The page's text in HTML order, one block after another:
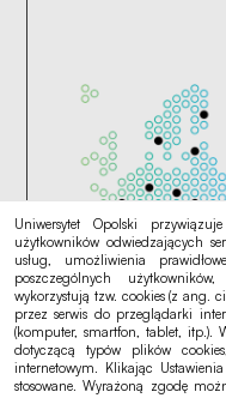
Uniwersytet Opolski
użytkowników odwiedzających
usług, umożliwienia
poszczególnych
wykorzystują tzw. cookies (z ang.
przez serwis do przeglądarki
(komputer, smartfon, tablet, itp.).
dotyczącą typów plików
internetowym. Klikając
stosowane. Wyrażoną zgodę